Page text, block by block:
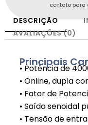
contato para
DESCRIÇÃO
AVALIAÇÕES (0)
Principais
• Potência de
• Online, dupla
• Fator de
• Saída senoidal
• Tensão de